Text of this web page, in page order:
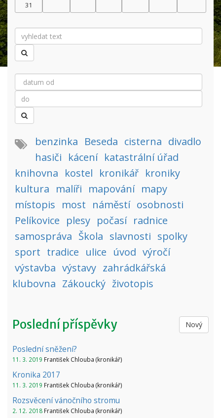
31
benzinka Beseda cisterna divadlo
hasiči kácení katastrální úřad
knihovna kostel kronikář kroniky
kultura malíři mapování mapy
místopis most náměstí osobnosti
Pelíkovice plesy počasí radnice
samospráva Škola slavnosti spolky
sport tradice ulice úvod výročí
výstavba výstavy zahrádkářská
klubovna Zákoucký životopis
Nový
Poslední příspěvky
Poslední sněžení?
11. 3. 2019 František Chlouba (kronikář)
Kronika 2017
11. 3. 2019 František Chlouba (kronikář)
Rozsvěcení vánočního stromu
2. 12. 2018 František Chlouba (kronikář)